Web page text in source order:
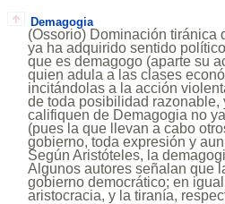
Demagogia
(Ossorio) Dominación tiránica
ya ha adquirido sentido
que es demagogo (aparte su
quien adula a las clases
incitándolas a la acción
de toda posibilidad
califiquen de Demagogia no
(pues la que llevan a cabo
gobierno, toda expresión y
Según Aristóteles, la
Algunos autores señalan que
gobierno democrático; en
aristocracia, y la tiranía,